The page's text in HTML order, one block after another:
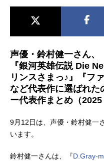
男性声優/女性声優一覧
声優・鈴村健一さん、
『銀河英雄伝説 Die
リンスさまっ♪』『フ
など代表作に選ばれた
ー代表作まとめ（2025
9月12日は、声優・鈴村健一
います。
鈴村健一さんは、『D.Gray-